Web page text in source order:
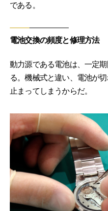
である。
電池交換の頻度と修理方法
動力源である電池は、一定
る。機械式と違い、電池が
止まってしまうからだ。